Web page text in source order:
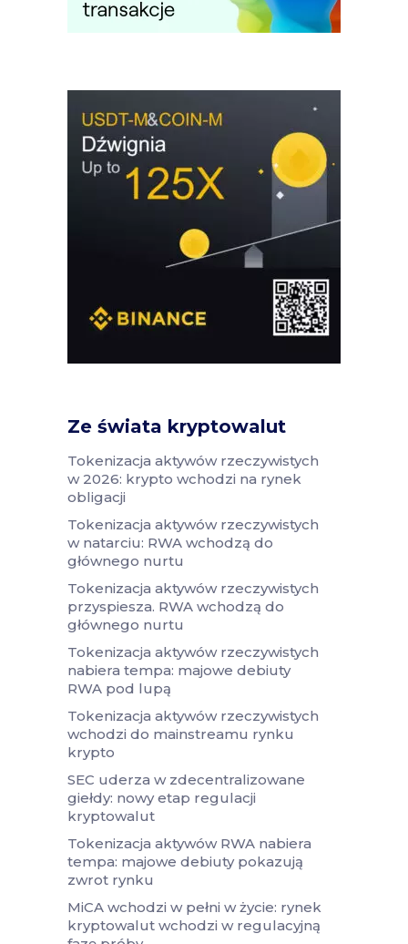
Ze świata kryptowalut
Tokenizacja aktywów rzeczywistych
w 2026: krypto wchodzi na rynek
obligacji
Tokenizacja aktywów rzeczywistych
w natarciu: RWA wchodzą do
głównego nurtu
Tokenizacja aktywów rzeczywistych
przyspiesza. RWA wchodzą do
głównego nurtu
Tokenizacja aktywów rzeczywistych
nabiera tempa: majowe debiuty
RWA pod lupą
Tokenizacja aktywów rzeczywistych
wchodzi do mainstreamu rynku
krypto
SEC uderza w zdecentralizowane
giełdy: nowy etap regulacji
kryptowalut
Tokenizacja aktywów RWA nabiera
tempa: majowe debiuty pokazują
zwrot rynku
MiCA wchodzi w pełni w życie: rynek
kryptowalut wchodzi w regulacyjną